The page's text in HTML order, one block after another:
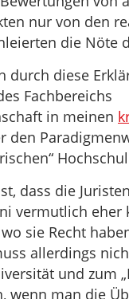
nur von den
die Nöte
durch diese
Fachbereichs
in meinen
den
dass die
vermutlich eher
sie Recht
allerdings
und zum
wenn man die